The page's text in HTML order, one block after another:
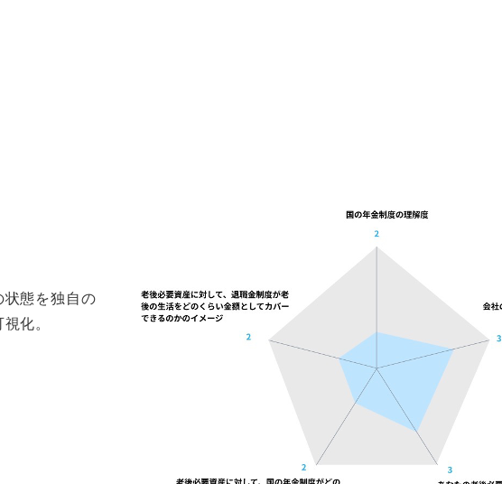
態を独自の
化。